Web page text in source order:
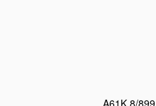
A61K 8/899